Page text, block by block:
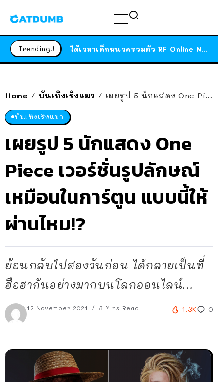
Trending!! ได้เวลาเด็กหนวดรวมตัว RF Online Next เปิดให้เล่นแล้ว เกม Sci-Fi MMORPG ระดับตำนาน เล่นได้ทั้งมือถือและ PC
Home / บันเทิงเริงแมว / เผยรูป 5 นักแสดง One Piece เวอร์ชั่นรูปลักษณ์เหมือนในการ์ตูน แบบนี้ให้ผ่านไหม!?
บันเทิงเริงแมว
เผยรูป 5 นักแสดง One
Piece เวอร์ชั่นรูปลักษณ์
เหมือนในการ์ตูน แบบนี้ให้
ผ่านไหม!?
ย้อนกลับไปสองวันก่อน ได้กลายเป็นที่
ฮือฮากันอย่างมากบนโลกออนไลน์...
12 November 2021 3 Mins Read 1.3K 0